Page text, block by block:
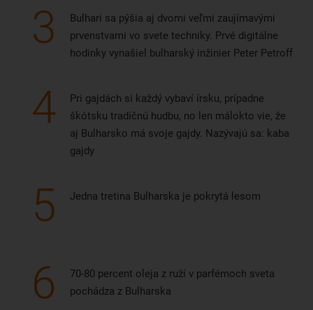
3
Bulhari sa pýšia aj dvomi veľmi zaujímavými
prvenstvami vo svete techniky. Prvé digitálne
hodinky vynašiel bulharský inžinier Peter Petroff
4
Pri gajdách si každý vybaví írsku, prípadne
škótsku tradičnú hudbu, no len málokto vie, že
aj Bulharsko má svoje gajdy. Nazývajú sa: kaba
gajdy
5 Jedna tretina Bulharska je pokrytá lesom
6
70-80 percent oleja z ruží v parfémoch sveta
pochádza z Bulharska